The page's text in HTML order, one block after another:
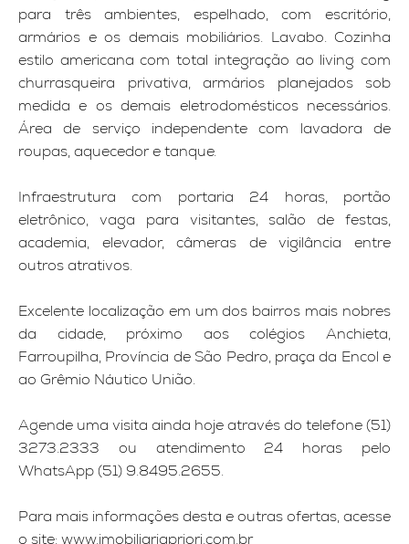
para três ambientes, espelhado, com escritório,
armários e os demais mobiliários. Lavabo. Cozinha
estilo americana com total integração ao living com
churrasqueira privativa, armários planejados sob
medida e os demais eletrodomésticos necessários.
Área de serviço independente com lavadora de
roupas, aquecedor e tanque.
Infraestrutura com portaria 24 horas, portão
eletrônico, vaga para visitantes, salão de festas,
academia, elevador, câmeras de vigilância entre
outros atrativos.
Excelente localização em um dos bairros mais nobres
da cidade, próximo aos colégios Anchieta,
Farroupilha, Província de São Pedro, praça da Encol e
ao Grêmio Náutico União.
Agende uma visita ainda hoje através do telefone (51)
3273.2333 ou atendimento 24 horas pelo
WhatsApp (51) 9.8495.2655.
Para mais informações desta e outras ofertas, acesse
o site: www.imobiliariapriori.com.br